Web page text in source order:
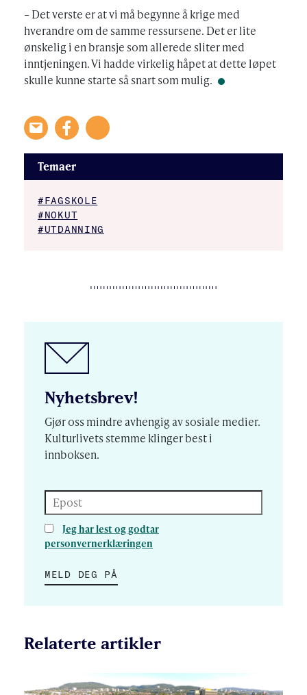
– Det verste er at vi må begynne å krige med
hverandre om de samme ressursene. Det er lite
ønskelig i en bransje som allerede sliter med
inntjeningen. Vi hadde virkelig håpet at dette løpet
skulle kunne starte så snart som mulig.
Temaer
#FAGSKOLE
#NOKUT
#UTDANNING
Nyhetsbrev!
Gjør oss mindre avhengig av sosiale medier.
Kulturlivets stemme klinger best i
innboksen.
Epost
Jeg har lest og godtar
personvernerklæringen
MELD DEG PÅ
Relaterte artikler